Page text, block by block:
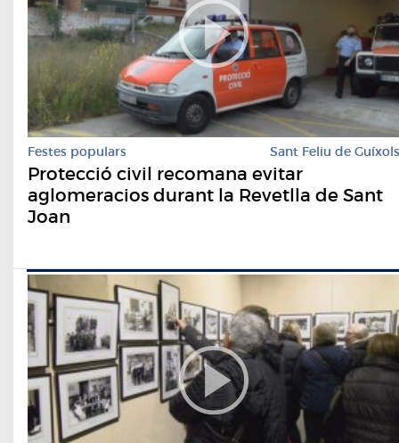
Festes populars Sant Feliu de Guíxols
Protecció civil recomana evitar
aglomeracios durant la Revetlla de Sant
Joan